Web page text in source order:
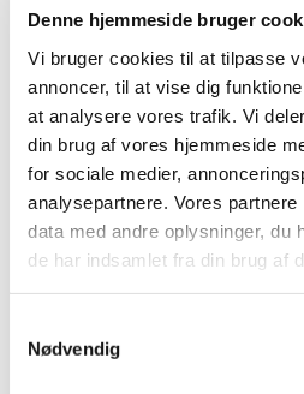
Denne hjemmeside bruger
Vi bruger cookies til at tilpasse
annoncer, til at vise dig
at analysere vores trafik. Vi
din brug af vores hjemmeside
for sociale medier,
analysepartnere. Vores
data med andre oplysninger, du
de har indsamlet fra din brug af
Nødvendig
april (6)
februar (11)
januar (16)
2025 (158)
2024 (224)
2023 (195)
2022 (197)
2019 (159)